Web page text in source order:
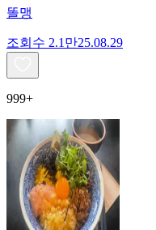
똘맹
조회수 2.1만25.08.29
999+